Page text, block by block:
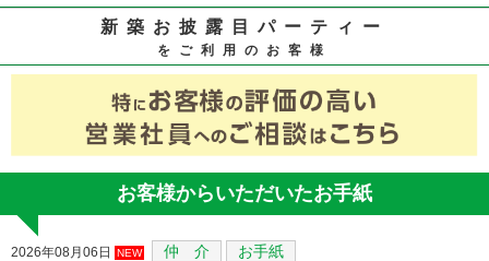
新築お披露目パーティー
をご利用のお客様
お客様からいただいたお手紙
2026年08月06日 NEW 仲 介 お手紙